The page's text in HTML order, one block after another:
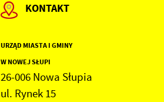
KONTAKT
URZĄD MIASTA I GMINY
W NOWEJ SŁUPI
26-006 Nowa Słupia
ul. Rynek 15